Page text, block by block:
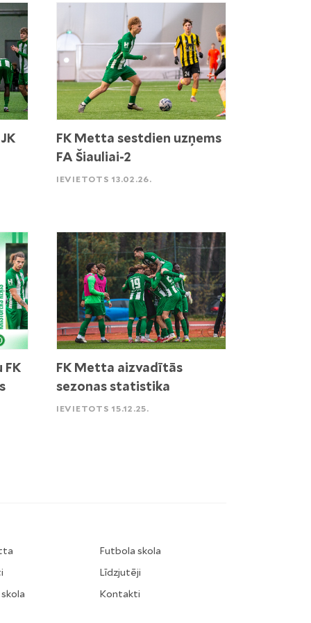
FK Metta sestdien uzņems
FA Šiauliai-2
IEVIETOTS 13.02.26.
FK
FK Metta aizvadītās
sezonas statistika
IEVIETOTS 15.12.25.
Futbola skola
Līdzjutēji
Kontakti